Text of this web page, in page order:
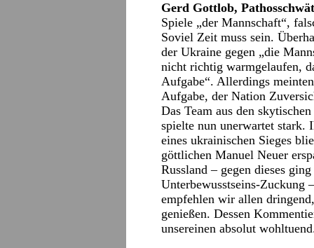
Gerd Gottlob,
Spiele „der Mannschaft“,
Soviel Zeit muss sein.
der Ukraine gegen „die
nicht richtig warmgelaufen,
Aufgabe“. Allerdings
Aufgabe, der Nation
Das Team aus den
spielte nun unerwartet stark.
eines ukrainischen Sieges
göttlichen Manuel Neuer
Russland – gegen dieses
Unterbewusstseins-Zuckung
empfehlen wir allen
genießen. Dessen
unsereinen absolut